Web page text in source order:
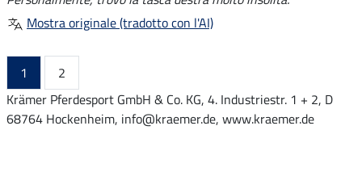
Mostra originale (tradotto con l'AI)
1
2
Krämer Pferdesport GmbH & Co. KG, 4. Industriestr. 1 + 2, D
68764 Hockenheim, info@kraemer.de, www.kraemer.de